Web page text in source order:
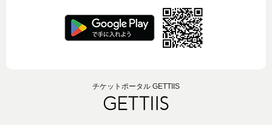
チケットポータル GETTIIS